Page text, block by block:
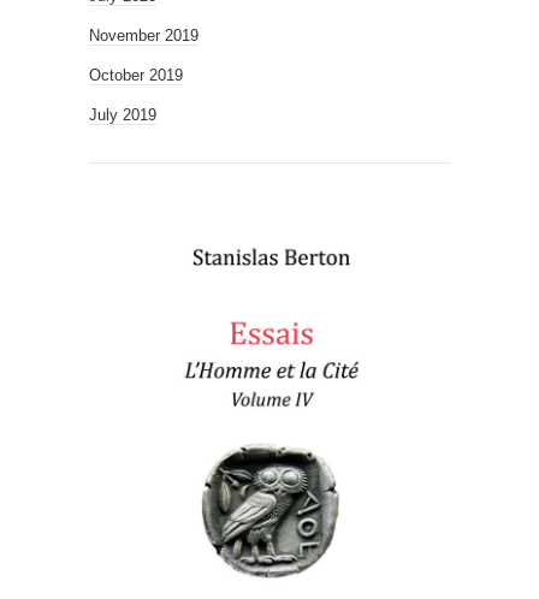
November 2019
October 2019
July 2019